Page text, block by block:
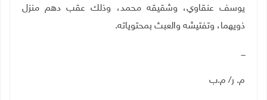
يوسف عنقاوي، وشقيقه محمد، وذلك عقب دهم منزل
ذويهما، وتفتيشه والعبث بمحتوياته.
ـــ
م. ر/ م.ب